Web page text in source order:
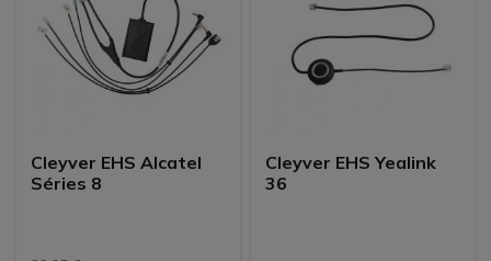
Cleyver EHS Alcatel
Séries 8
Cleyver EHS Yealink
36